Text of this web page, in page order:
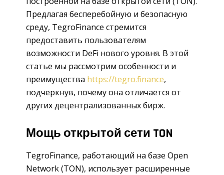
Предлагая бесперебойную и безопасную
среду, TegroFinance стремится
предоставить пользователям
возможности DeFi нового уровня. В этой
статье мы рассмотрим особенности и
преимущества https://tegro.finance,
подчеркнув, почему она отличается от
других децентрализованных бирж.
Мощь открытой сети TON
TegroFinance, работающий на базе Open
Network (TON), использует расширенные